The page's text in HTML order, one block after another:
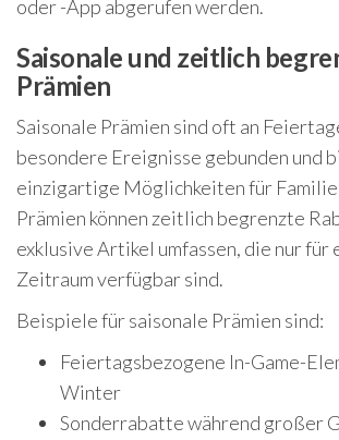
oder -App abgerufen werden.
Saisonale und zeitlich
Prämien
Saisonale Prämien sind oft an
besondere Ereignisse gebunden und
einzigartige Möglichkeiten für
Prämien können zeitlich begrenzte
exklusive Artikel umfassen, die nur für
Zeitraum verfügbar sind.
Beispiele für saisonale Prämien sind:
Feiertagsbezogene In-Game-
Winter
Sonderrabatte während großer